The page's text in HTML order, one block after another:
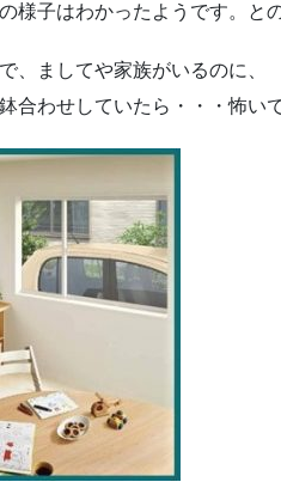
様子はわかったようです。と
、ましてや家族がいるのに、
合わせしていたら・・・怖い